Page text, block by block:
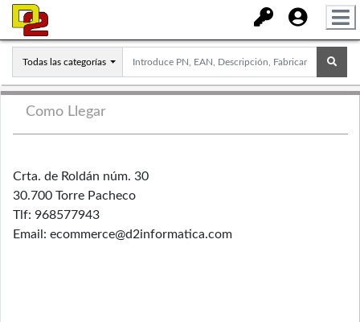
Todas las categorías
Como Llegar
Crta. de Roldán núm. 30
30.700 Torre Pacheco
Tlf: 968577943
Email: ecommerce@d2informatica.com